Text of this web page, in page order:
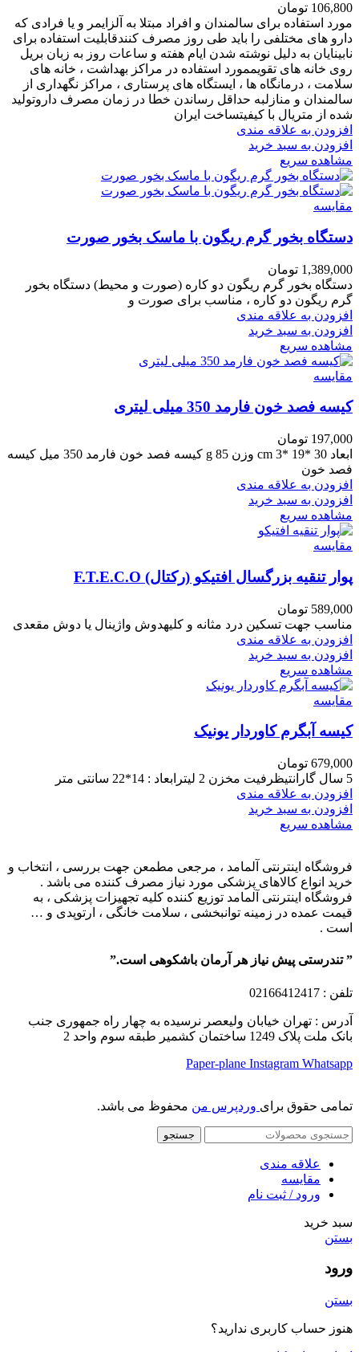
106,800 تومان
مورد استفاده برای سالمندان و افراد مبتلا به آلزایمر و یا فرادی که
دارو های مختلفی را باید طی روز مصرف کنندقابلیت استفاده برای
نابینایان به دلیل نوشته شدن ایام هفته و ساعات روز به زبان بریل
روی خانه های تقویممورد استفاده در مراکز بهداشت ، خانه های
سلامت ، درمانگاه ها ، ایستگاه های پرستاری ، مراکز نگهداری از
سالمندان و منازلبه حداقل رساندن خطا در زمان مصرف داروتولید
شده از متریال با کیفیتساخت ایران
افزودن به علاقه مندی
افزودن به سبد خرید
مشاهده سریع
مقایسه
دستگاه بخور گرم ریگون با ماسک بخور صورت
1,389,000 تومان
دستگاه بخور گرم ریگون دو کاره (صورت و محیط) دستگاه بخور
گرم ریگون دو کاره ، مناسب برای صورت و
افزودن به علاقه مندی
افزودن به سبد خرید
مشاهده سریع
مقایسه
کیسه فصد خون فارمد 350 میلی لیتری
197,000 تومان
ابعاد 30 *19 *3 cm وزن 85 g کیسه فصد خون فارمد 350 میل کیسه
فصد خون
افزودن به علاقه مندی
افزودن به سبد خرید
مشاهده سریع
مقایسه
پوار تنقیه بزرگسال افتیکو (رکتال) F.T.E.C.O
589,000 تومان
مناسب جهت تسکین درد مثانه و کلیهدوش واژینال یا دوش مقعدی
افزودن به علاقه مندی
افزودن به سبد خرید
مشاهده سریع
مقایسه
کیسه آبگرم کاوردار یونیک
679,000 تومان
5 سال گارانتیظرفیت مخزن 2 لیترابعاد : 14*22 سانتی متر
افزودن به علاقه مندی
افزودن به سبد خرید
مشاهده سریع
فروشگاه اینترنتی آلمامد ، مرجعی مطمعن جهت بررسی ، انتخاب و
خرید انواع کالاهای پزشکی مورد نیاز مصرف کننده می باشد .
فروشگاه اینترنتی آلمامد توزیع کننده کلیه تجهیزات پزشکی ، به
قیمت عمده در زمینه توانبخشی ، سلامت خانگی ، ارتوپدی و …
است .
” تندرستی پیش نیاز هر آرمان باشکوهی است.”
تلفن : 02166412417
آدرس : تهران خیابان ولیعصر نرسیده به چهار راه جمهوری جنب
بانک ملت پلاک 1249 ساختمان کشمیر طبقه سوم واحد 2
Paper-plane Instagram Whatsapp
تمامی حقوق برای وردپرس من محفوظ می باشد.
جستجو
علاقه مندی
مقایسه
ورود / ثبت نام
سبد خرید
بستن
ورود
بستن
هنوز حساب کاربری ندارید؟